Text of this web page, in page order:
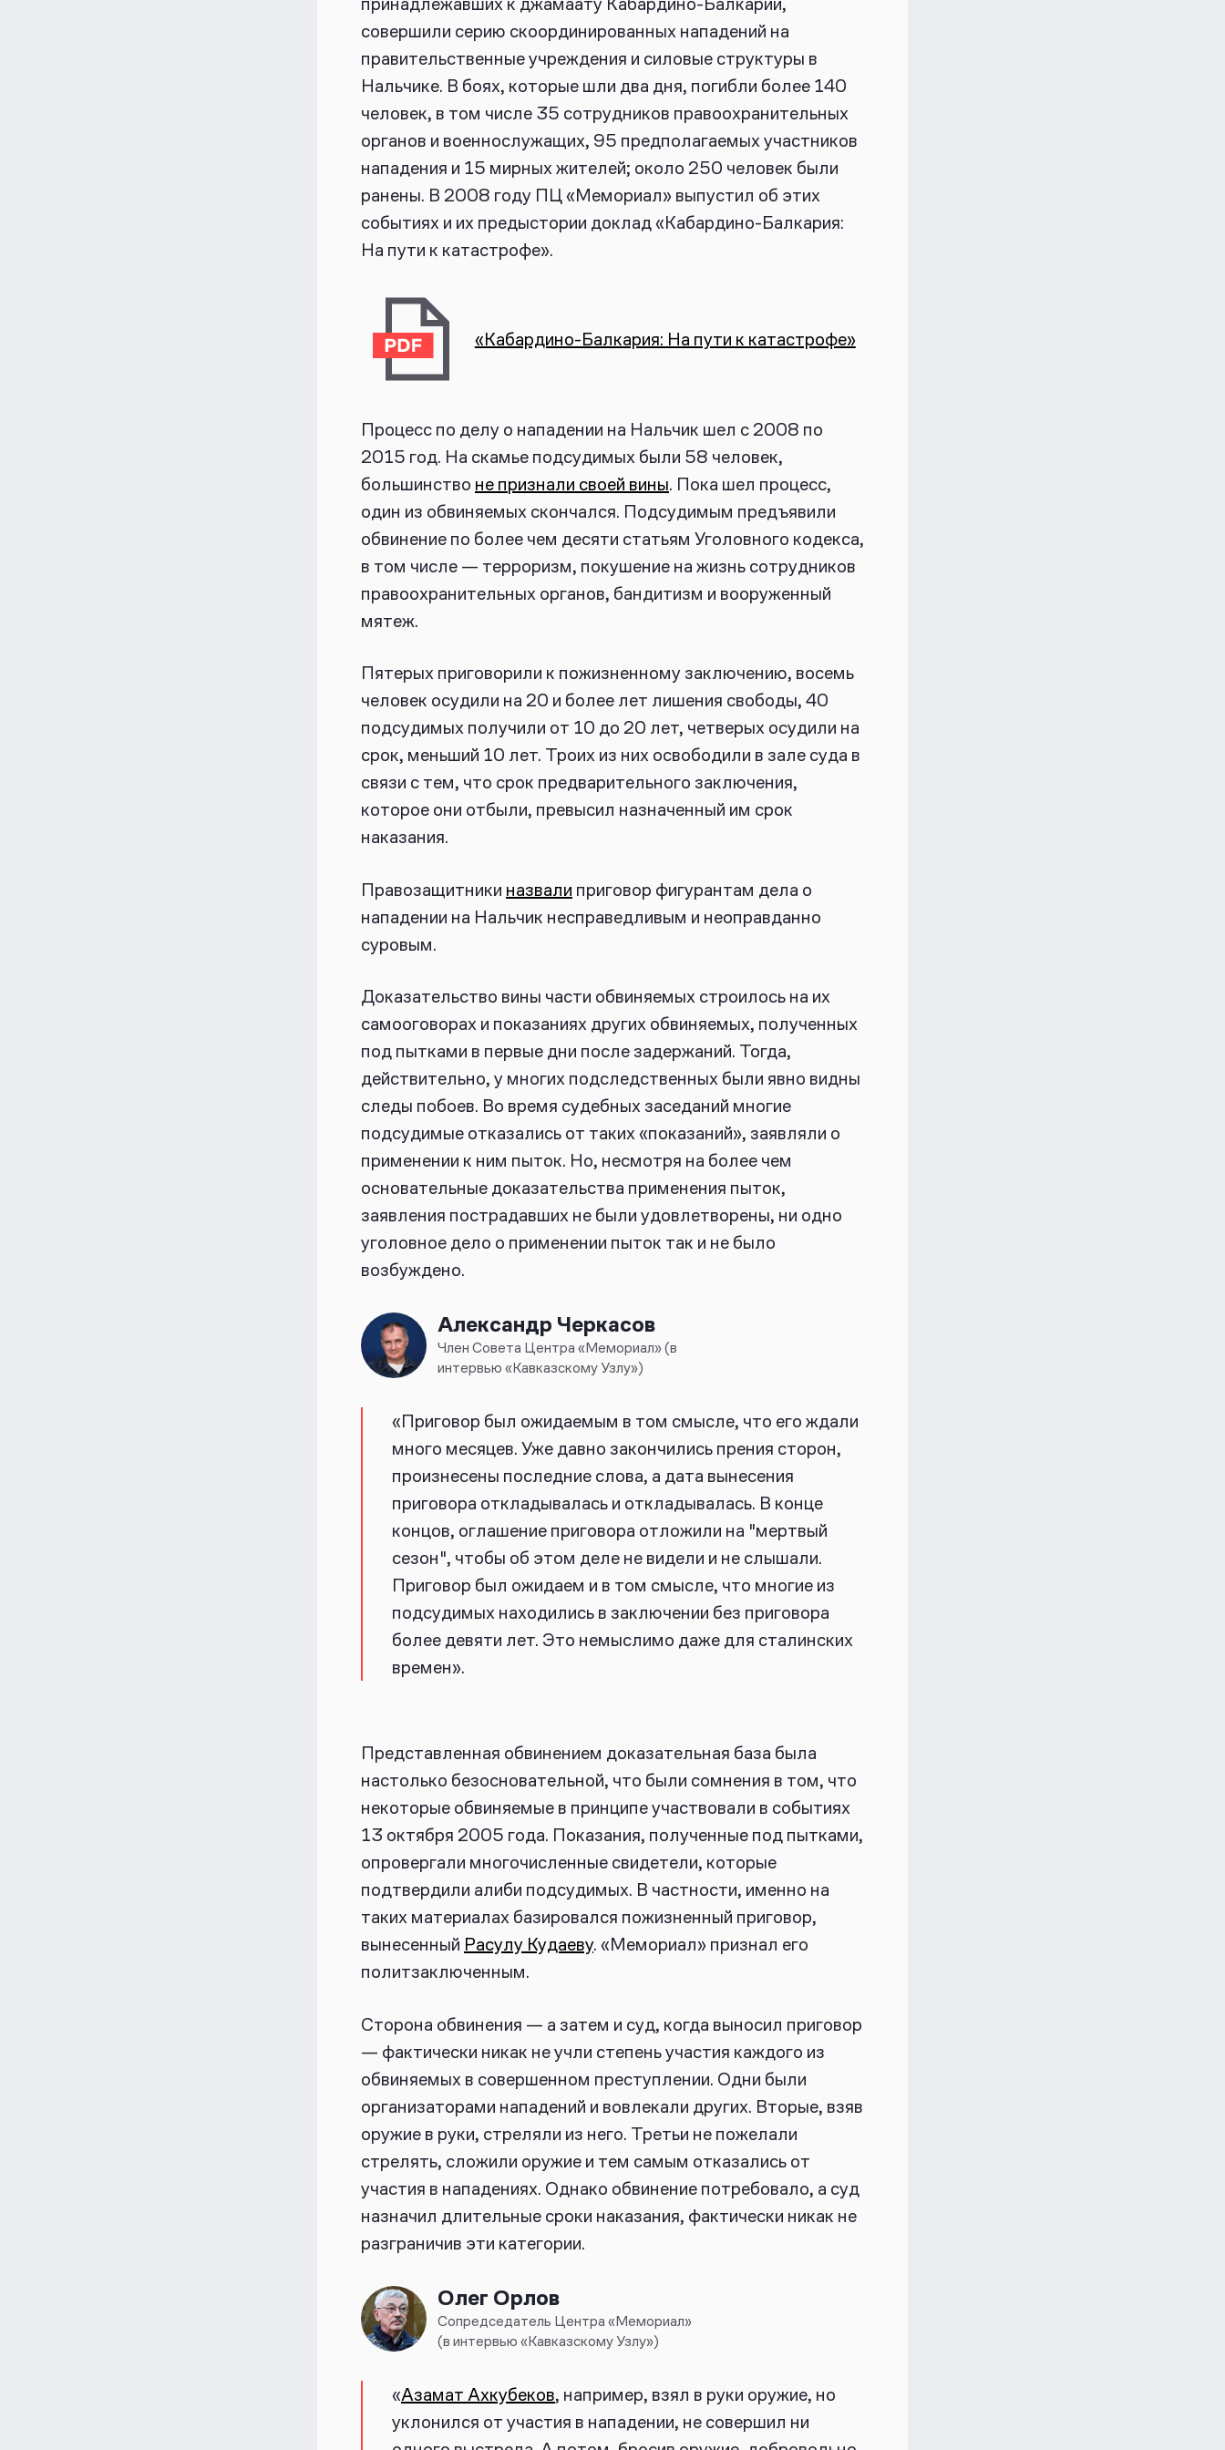
совершили серию скоординированных нападений на
правительственные учреждения и силовые структуры в
Нальчике. В боях, которые шли два дня, погибли более 140
человек, в том числе 35 сотрудников правоохранительных
органов и военнослужащих, 95 предполагаемых участников
нападения и 15 мирных жителей; около 250 человек были
ранены. В 2008 году ПЦ «Мемориал» выпустил об этих
событиях и их предыстории доклад «Кабардино-Балкария:
На пути к катастрофе».
«Кабардино-Балкария: На пути к катастрофе»
Процесс по делу о нападении на Нальчик шел с 2008 по
2015 год. На скамье подсудимых были 58 человек,
большинство не признали своей вины. Пока шел процесс,
один из обвиняемых скончался. Подсудимым предъявили
обвинение по более чем десяти статьям Уголовного кодекса,
в том числе — терроризм, покушение на жизнь сотрудников
правоохранительных органов, бандитизм и вооруженный
мятеж.
Пятерых приговорили к пожизненному заключению, восемь
человек осудили на 20 и более лет лишения свободы, 40
подсудимых получили от 10 до 20 лет, четверых осудили на
срок, меньший 10 лет. Троих из них освободили в зале суда в
связи с тем, что срок предварительного заключения,
которое они отбыли, превысил назначенный им срок
наказания.
Правозащитники назвали приговор фигурантам дела о
нападении на Нальчик несправедливым и неоправданно
суровым.
Доказательство вины части обвиняемых строилось на их
самооговорах и показаниях других обвиняемых, полученных
под пытками в первые дни после задержаний. Тогда,
действительно, у многих подследственных были явно видны
следы побоев. Во время судебных заседаний многие
подсудимые отказались от таких «показаний», заявляли о
применении к ним пыток. Но, несмотря на более чем
основательные доказательства применения пыток,
заявления пострадавших не были удовлетворены, ни одно
уголовное дело о применении пыток так и не было
возбуждено.
Александр Черкасов
Член Совета Центра «Мемориал» (в
интервью «Кавказскому Узлу»)
«Приговор был ожидаемым в том смысле, что его ждали
много месяцев. Уже давно закончились прения сторон,
произнесены последние слова, а дата вынесения
приговора откладывалась и откладывалась. В конце
концов, оглашение приговора отложили на "мертвый
сезон", чтобы об этом деле не видели и не слышали.
Приговор был ожидаем и в том смысле, что многие из
подсудимых находились в заключении без приговора
более девяти лет. Это немыслимо даже для сталинских
времен».
Представленная обвинением доказательная база была
настолько безосновательной, что были сомнения в том, что
некоторые обвиняемые в принципе участвовали в событиях
13 октября 2005 года. Показания, полученные под пытками,
опровергали многочисленные свидетели, которые
подтвердили алиби подсудимых. В частности, именно на
таких материалах базировался пожизненный приговор,
вынесенный Расулу Кудаеву. «Мемориал» признал его
политзаключенным.
Сторона обвинения — а затем и суд, когда выносил приговор
— фактически никак не учли степень участия каждого из
обвиняемых в совершенном преступлении. Одни были
организаторами нападений и вовлекали других. Вторые, взяв
оружие в руки, стреляли из него. Третьи не пожелали
стрелять, сложили оружие и тем самым отказались от
участия в нападениях. Однако обвинение потребовало, а суд
назначил длительные сроки наказания, фактически никак не
разграничив эти категории.
Олег Орлов
Сопредседатель Центра «Мемориал»
(в интервью «Кавказскому Узлу»)
«Азамат Ахкубеков, например, взял в руки оружие, но
уклонился от участия в нападении, не совершил ни